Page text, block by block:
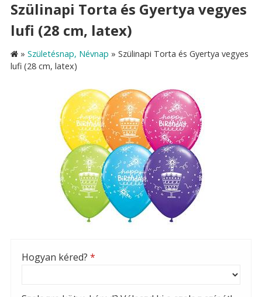
Szülinapi Torta és Gyertya vegyes
lufi (28 cm, latex)
» Születésnap, Névnap » Szülinapi Torta és Gyertya vegyes
lufi (28 cm, latex)
Hogyan kéred? *